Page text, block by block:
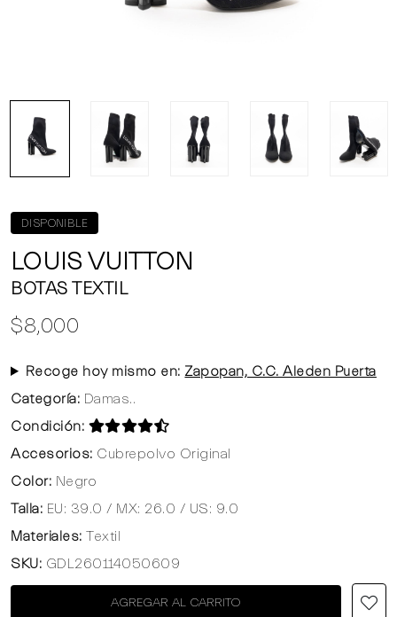
DISPONIBLE
LOUIS VUITTON
BOTAS TEXTIL
$8,000
Recoge hoy mismo en: Zapopan, C.C. Aleden Puerta
Categoría: Damas..
Condición:
Accesorios: Cubrepolvo Original
Color: Negro
Talla: EU: 39.0 / MX: 26.0 / US: 9.0
Materiales: Textil
SKU: GDL260114050609
AGREGAR AL CARRITO